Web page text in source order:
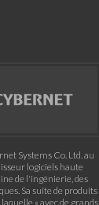
Systems Co. Ltd. au
logiciels haute
de l'ingénierie, des
Sa suite de produits
« avec de grands